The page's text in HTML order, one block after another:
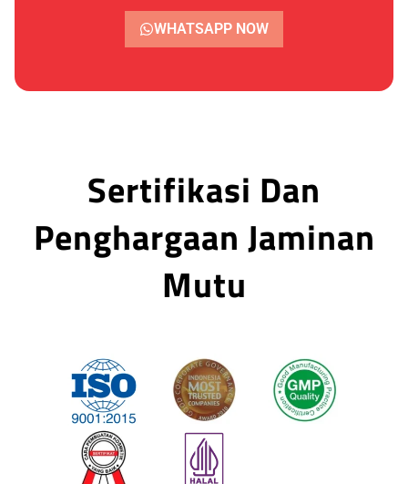
WHATSAPP NOW
Sertifikasi Dan
Penghargaan Jaminan
Mutu